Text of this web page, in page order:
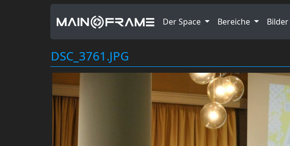
Der Space Bereiche Bilder
DSC_3761.JPG